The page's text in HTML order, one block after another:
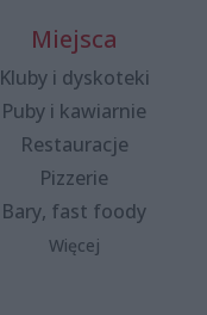
Miejsca
Kluby i dyskoteki
Puby i kawiarnie
Restauracje
Pizzerie
Bary, fast foody
Więcej